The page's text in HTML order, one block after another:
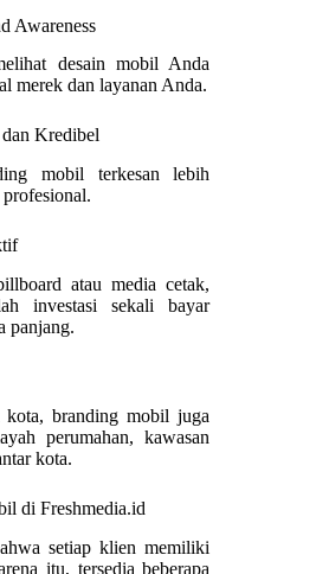
Awareness
desain mobil Anda
merek dan layanan Anda.
Kredibel
mobil terkesan lebih
atau media cetak,
investasi sekali bayar
panjang.
branding mobil juga
perumahan, kawasan
kota.
di Freshmedia.id
setiap klien memiliki
itu, tersedia beberapa